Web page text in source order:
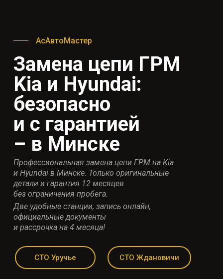
СТО Ждановичи
СТО Уручье
АсАвтоМастер
Две удобные станции, запись онлайн,
официальные документы
и рассрочка на 4 месяца!
Профессиональная замена цепи ГРМ на Kia
и Hyundai в Минске. Только оригинальные
детали и гарантия 12 месяцев
без ограничения пробега.
Замена цепи ГРМ
Kia и Hyundai:
безопасно
и с гарантией
– в Минске